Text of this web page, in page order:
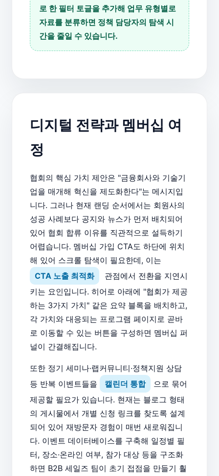
로 한 필터 토글을 추가해 업무 유형별로
자료를 분류하면 정책 담당자의 탐색 시
간을 줄일 수 있습니다.
디지털 전략과 멤버십 여
정
협회의 핵심 가치 제안은 "금융회사와 기술기
업을 매개해 혁신을 제도화한다"는 메시지입
니다. 그러나 현재 랜딩 순서에서는 회원사의
성공 사례보다 공지와 뉴스가 먼저 배치되어
있어 협회 합류 이유를 직관적으로 설득하기
어렵습니다. 멤버십 가입 CTA도 하단에 위치
해 있어 스크롤 탐색이 필요한데, 이는
CTA 노출 최적화
관점에서 전환을 지연시
키는 요인입니다. 히어로 아래에 "협회가 제공
하는 3가지 가치" 같은 요약 블록을 배치하고,
각 가치와 대응되는 프로그램 페이지로 곧바
로 이동할 수 있는 버튼을 구성하면 멤버십 퍼
널이 간결해집니다.
또한 정기 세미나·랩커뮤니티·정책지원 상담
등 반복 이벤트들을
캘린더 통합
으로 묶어
제공할 필요가 있습니다. 현재는 블로그 형태
의 게시물에서 개별 신청 링크를 찾도록 설계
되어 있어 재방문자 경험이 매번 새로워집니
다. 이벤트 데이터베이스를 구축해 일정별 필
터, 장소·온라인 여부, 참가 대상 등을 구조화
하면 B2B 세일즈 팀이 초기 접점을 만들기 훨